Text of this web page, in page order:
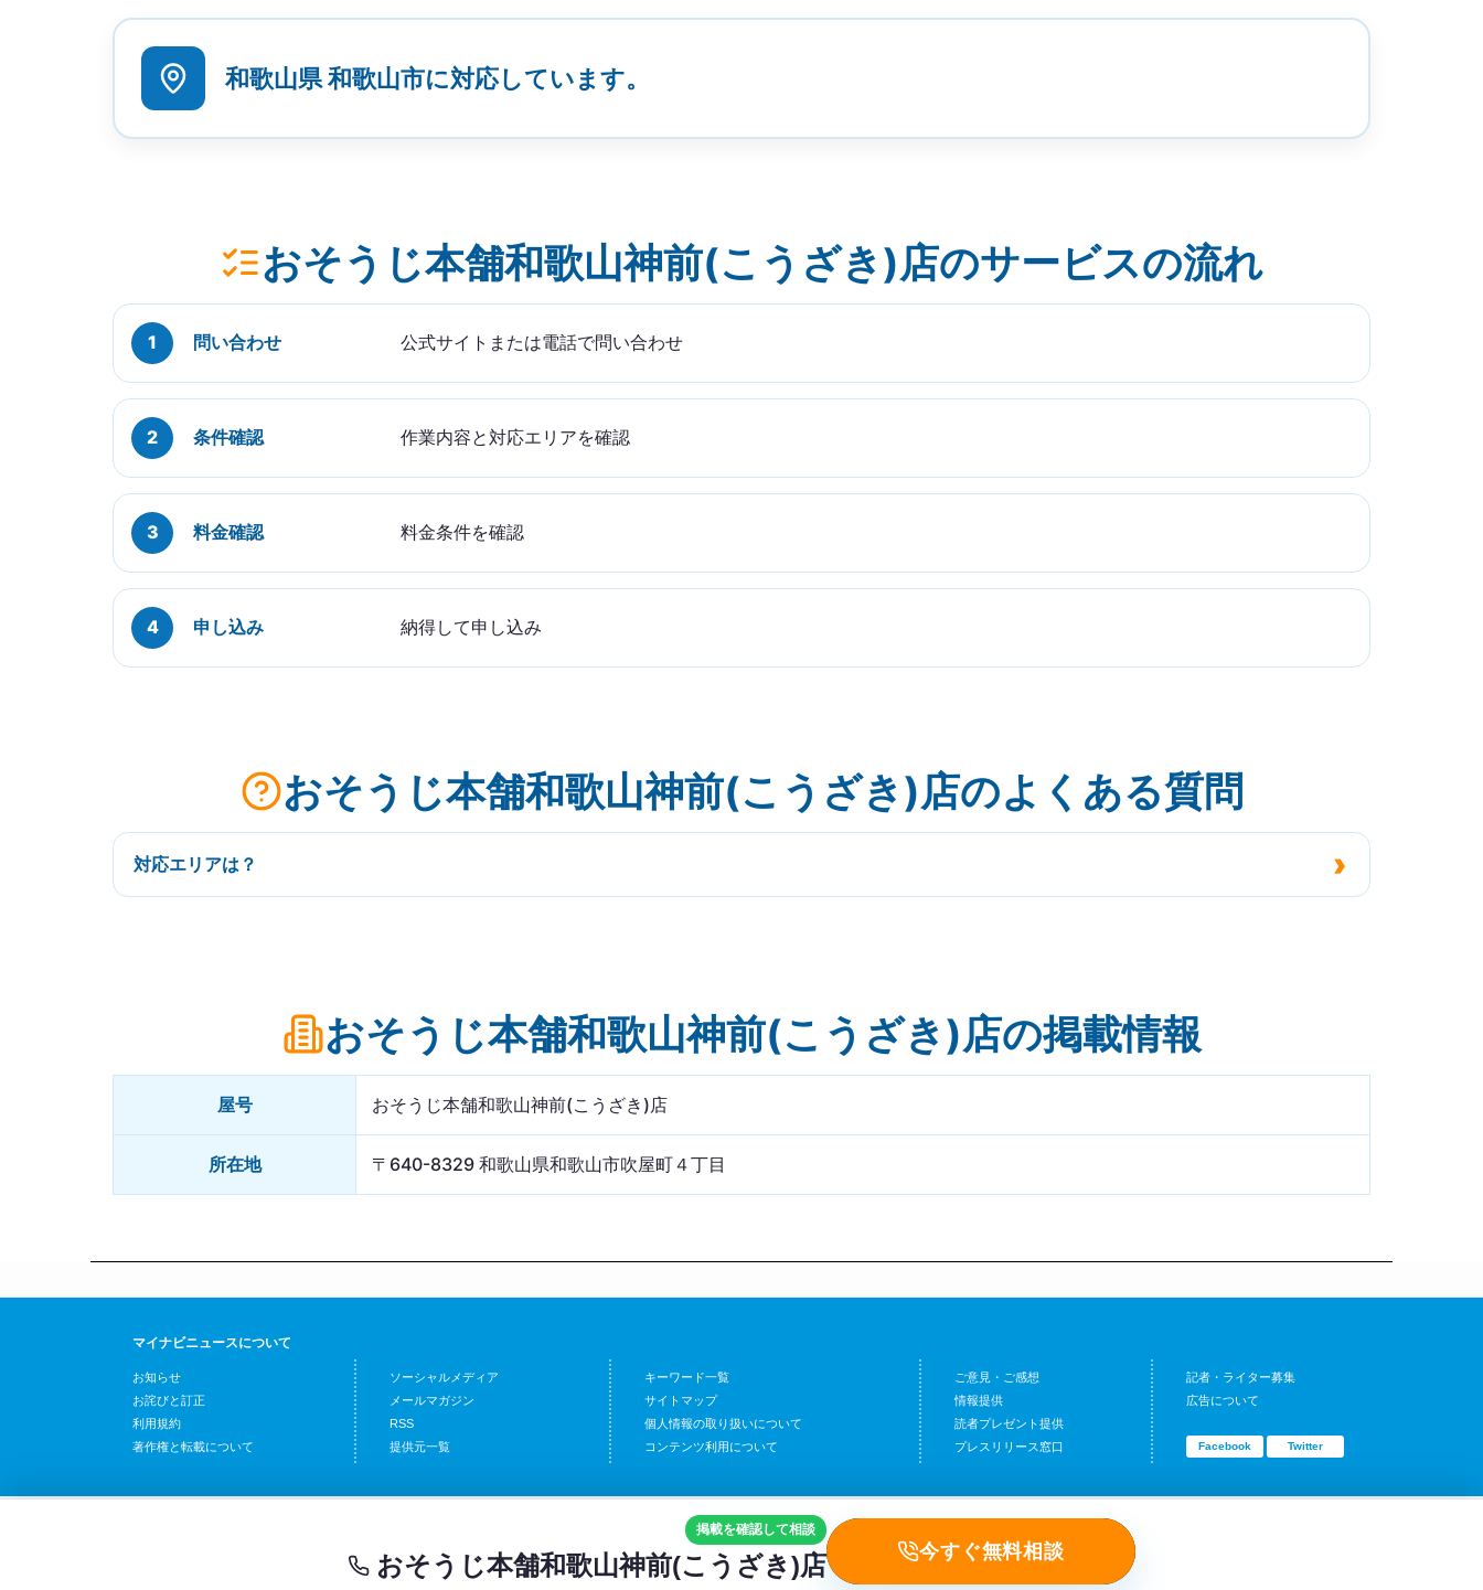
和歌山県 和歌山市に対応しています。
おそうじ本舗和歌山神前(こうざき)店のサービスの流れ
問い合わせ 公式サイトまたは電話で問い合わせ
条件確認 作業内容と対応エリアを確認
料金確認 料金条件を確認
申し込み 納得して申し込み
おそうじ本舗和歌山神前(こうざき)店のよくある質問
対応エリアは？
おそうじ本舗和歌山神前(こうざき)店の掲載情報
屋号 おそうじ本舗和歌山神前(こうざき)店
所在地 〒640-8329 和歌山県和歌山市吹屋町４丁目
マイナビニュースについて
お知らせ
お詫びと訂正
利用規約
著作権と転載について
ソーシャルメディア
メールマガジン
RSS
提供元一覧
キーワード一覧
サイトマップ
個人情報の取り扱いについて
コンテンツ利用について
ご意見・ご感想
情報提供
読者プレゼント提供
プレスリリース窓口
記者・ライター募集
広告について
Facebook Twitter
掲載を確認して相談
おそうじ本舗和歌山神前(こうざき)店 今すぐ無料相談